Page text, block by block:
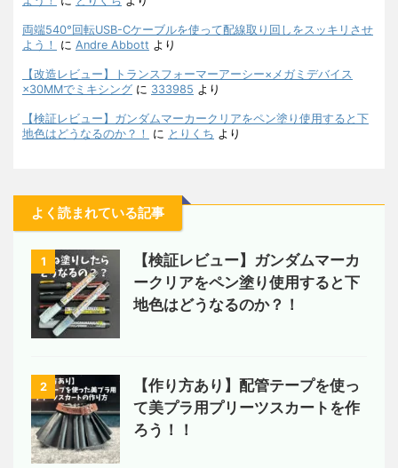
両端540°回転USB-Cケーブルを使って配線取り回しをスッキリさせ
よう！
に Andre Abbott より
【改造レビュー】トランスフォーマーアーシー×メガミデバイス
×30MMでミキシング に 333985 より
【検証レビュー】ガンダムマーカークリアをペン塗り使用すると下
地色はどうなるのか？！
に とりくち より
よく読まれている記事
1
【検証レビュー】ガンダムマーカ
ークリアをペン塗り使用すると下
地色はどうなるのか？！
2
【作り方あり】配管テープを使っ
て美プラ用プリーツスカートを作
ろう！！